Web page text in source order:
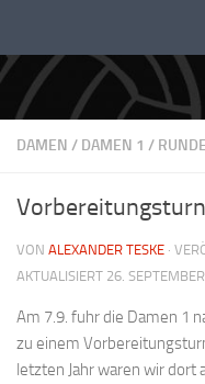
DAMEN / DAMEN 1 /
VON ALEXANDER TESKE ·
AKTUALISIERT 26.
Am 7.9. fuhr die Damen 1
zu einem
letzten Jahr waren wir dort